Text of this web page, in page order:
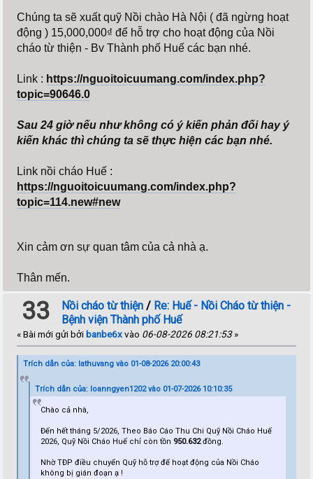
Chúng ta sẽ xuất quỹ Nồi chào Hà Nội ( đã ngừng hoạt
động ) 15,000,000₫ để hỗ trợ cho hoạt động của Nồi
cháo từ thiện - Bv Thành phố Huế các bạn nhé.
Link : https://nguoitoicuumang.com/index.php?
topic=90646.0
Sau 24 giờ nếu như không có ý kiến phản đối hay ý
kiến khác thì chúng ta sẽ thực hiện các bạn nhé.
Link nồi cháo Huế :
https://nguoitoicuumang.com/index.php?
topic=114.new#new
Xin cảm ơn sự quan tâm của cả nhà ạ.
Thân mến.
33 Nồi cháo từ thiện / Re: Huế - Nồi Cháo từ thiện -
Bệnh viện Thành phố Huế
« Bài mới gửi bởi banbe6x vào 06-08-2026 08:21:53»
Trích dẫn của: lathuvang vào 01-08-2026 20:00:43
Trích dẫn của: loanngyen1202 vào 01-07-2026 10:10:35
Chào cả nhà,
Đến hết tháng 5/2026, Theo Báo Cáo Thu Chi Quỹ Nồi Cháo Huế
2026, Quỹ Nồi Cháo Huế chỉ còn tồn 950.632đồng.
Nhờ TĐP điều chuyển Quỹ hỗ trợ để hoạt động của Nồi Cháo
không bị gián đoạn ạ !